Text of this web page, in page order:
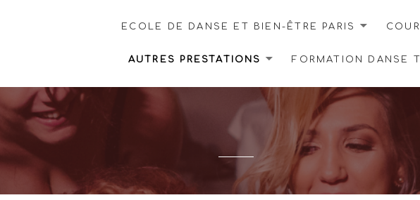
ECOLE DE DANSE ET BIEN-ÊTRE PARIS
AUTRES PRESTATIONS FORMATION DANSE